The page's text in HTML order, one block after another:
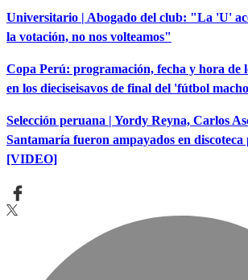
Universitario | Abogado del club: "La 'U'
la votación, no nos volteamos"
Copa Perú: programación, fecha y hora de
en los dieciseisavos de final del 'fútbol
Selección peruana | Yordy Reyna, Carlos
Santamaría fueron ampayados en
[VIDEO]